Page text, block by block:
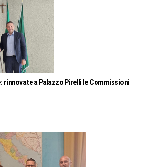
rinnovate a Palazzo Pirelli le Commissioni